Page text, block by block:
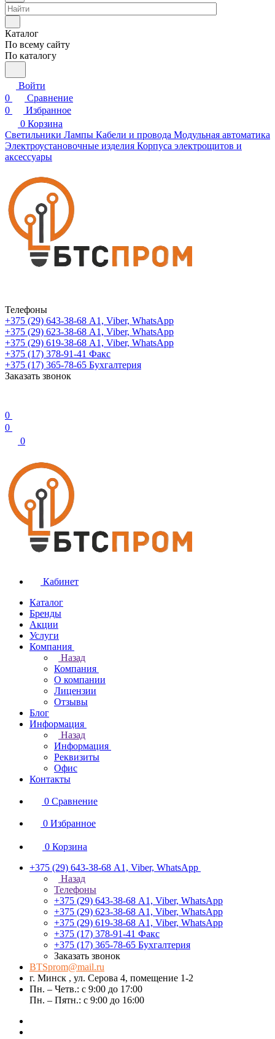
Каталог
По всему сайту
По каталогу
Войти
0
Сравнение
0
Избранное
0 Корзина
Светильники Лампы Кабели и провода Модульная автоматика
Электроустановочные изделия Корпуса электрощитов и
аксессуары
Телефоны
+375 (29) 643-38-68 А1, Viber, WhatsApp
+375 (29) 623-38-68 А1, Viber, WhatsApp
+375 (29) 619-38-68 А1, Viber, WhatsApp
+375 (17) 378-91-41 Факс
+375 (17) 365-78-65 Бухгалтерия
Заказать звонок
0
0
0
Кабинет
Каталог
Бренды
Акции
Услуги
Компания
Назад
Компания
О компании
Лицензии
Отзывы
Блог
Информация
Назад
Информация
Реквизиты
Офис
Контакты
0 Сравнение
0 Избранное
0 Корзина
+375 (29) 643-38-68 А1, Viber, WhatsApp
Назад
Телефоны
+375 (29) 643-38-68 А1, Viber, WhatsApp
+375 (29) 623-38-68 А1, Viber, WhatsApp
+375 (29) 619-38-68 А1, Viber, WhatsApp
+375 (17) 378-91-41 Факс
+375 (17) 365-78-65 Бухгалтерия
Заказать звонок
BTSprom@mail.ru
г. Минск , ул. Серова 4, помещение 1-2
Пн. – Четв.: с 9:00 до 17:00
Пн. – Пятн.: с 9:00 до 16:00